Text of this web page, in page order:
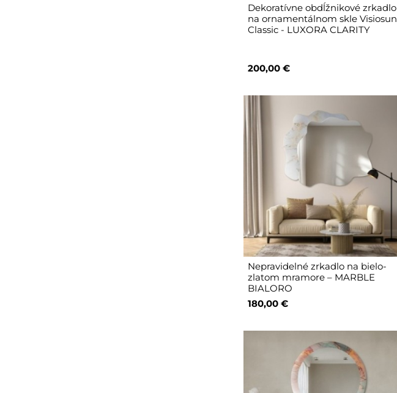
Dekoratívne obdĺžnikové zrkadlo
na ornamentálnom skle Visiosun
Classic - LUXORA CLARITY
200,00 €
Nepravidelné zrkadlo na bielo-
zlatom mramore – MARBLE
BIALORO
180,00 €